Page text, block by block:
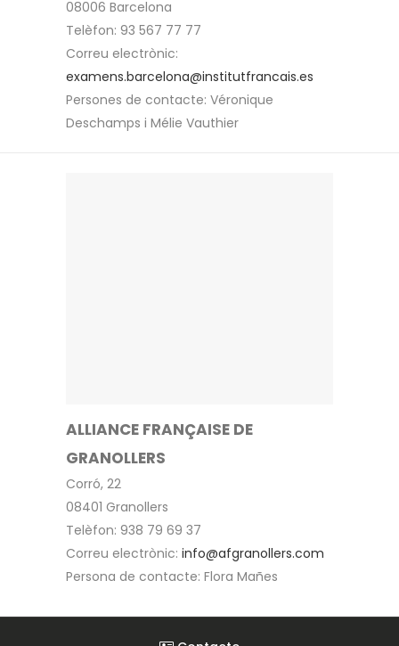
08006 Barcelona
Telèfon: 93 567 77 77
Correu electrònic:
examens.barcelona@institutfrancais.es
Persones de contacte: Véronique
Deschamps i Mélie Vauthier
ALLIANCE FRANÇAISE DE
GRANOLLERS
Corró, 22
08401 Granollers
Telèfon: 938 79 69 37
Correu electrònic: info@afgranollers.com
Persona de contacte: Flora Mañes